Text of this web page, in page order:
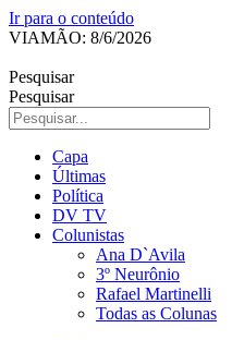
Ir para o conteúdo
VIAMÃO: 8/6/2026
Pesquisar
Pesquisar
Capa
Últimas
Política
DV TV
Colunistas
Ana D`Avila
3º Neurônio
Rafael Martinelli
Todas as Colunas